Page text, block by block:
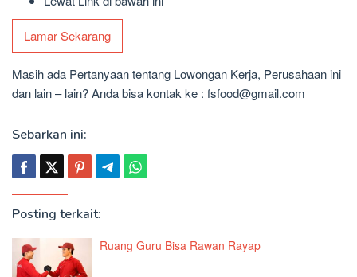
Lamar Sekarang
Masih ada Pertanyaan tentang Lowongan Kerja, Perusahaan ini
dan lain – lain? Anda bisa kontak ke : fsfood@gmail.com
Sebarkan ini:
Posting terkait:
Ruang Guru Bisa Rawan Rayap